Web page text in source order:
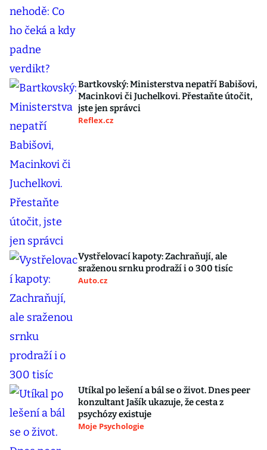
Bartkovský: Ministerstva nepatří Babišovi,
Macinkovi či Juchelkovi. Přestaňte útočit,
jste jen správci
Reflex.cz
Vystřelovací kapoty: Zachraňují, ale
sraženou srnku prodraží i o 300 tisíc
Auto.cz
Utíkal po lešení a bál se o život. Dnes peer
konzultant Jašík ukazuje, že cesta z
psychózy existuje
Moje Psychologie